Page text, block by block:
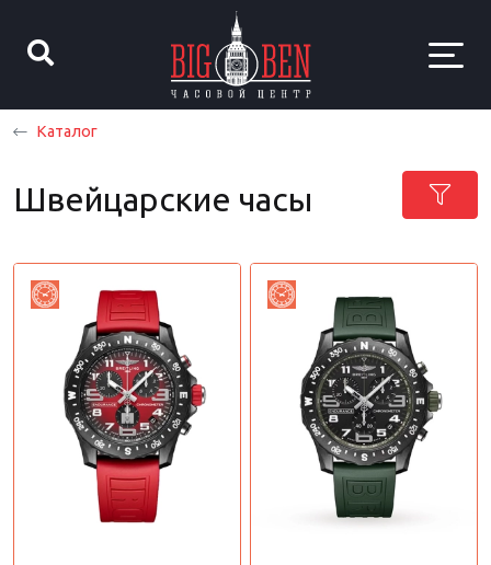
Каталог
Швейцарские часы